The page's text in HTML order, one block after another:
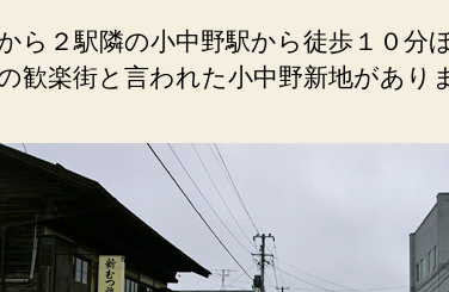
遊
廓
ら２駅隣の小中野駅から徒歩１０分
歓楽街と言われた小中野新地があり